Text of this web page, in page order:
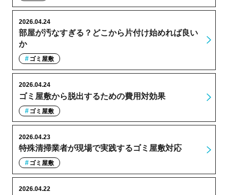
部屋が汚なすぎる？どこから片付け始めれば良い
か
2026.04.24
ゴミ屋敷
ゴミ屋敷から脱出するための費用対効果
2026.04.24
ゴミ屋敷
特殊清掃業者が現場で実践するゴミ屋敷対応
2026.04.23
ゴミ屋敷
2026.04.22